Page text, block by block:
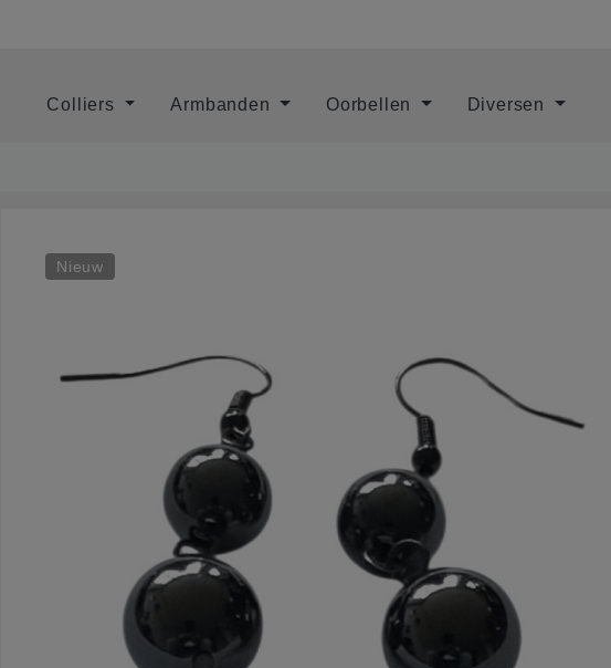
Colliers Armbanden Oorbellen Diversen
Nieuw